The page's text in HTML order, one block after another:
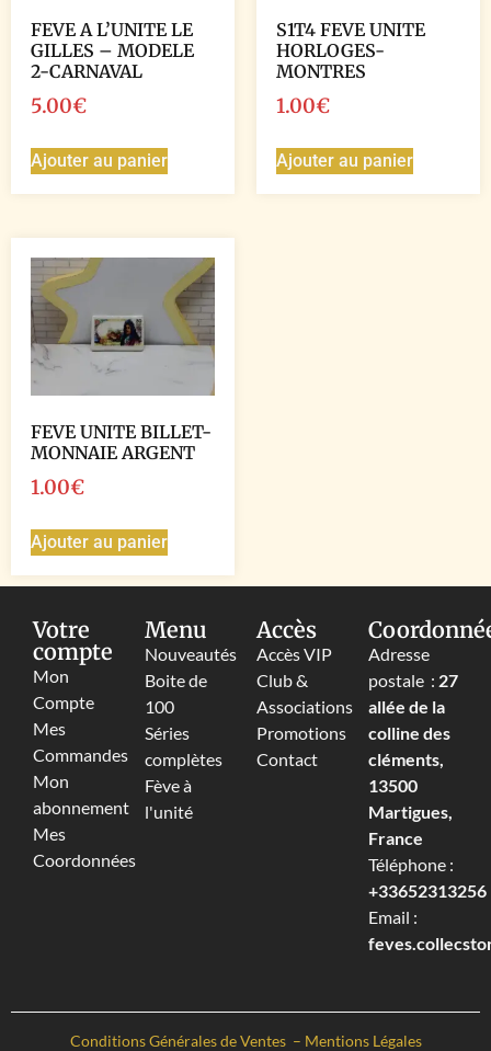
FEVE A L’UNITE LE
GILLES – MODELE
2-CARNAVAL
5.00€
Ajouter au panier
S1T4 FEVE UNITE
HORLOGES-
MONTRES
1.00€
Ajouter au panier
FEVE UNITE BILLET-
MONNAIE ARGENT
1.00€
Ajouter au panier
Votre
compte
Mon
Compte
Mes
Commandes
Mon
abonnement
Mes
Coordonnées
Menu
Nouveautés
Boite de
100
Séries
complètes
Fève à
l'unité
Accès
Accès VIP
Club &
Associations
Promotions
Contact
Adresse
postale : 27
allée de la
colline des
cléments,
13500
Martigues,
France
Téléphone :
+33652313256‬
Email :
Conditions Générales de Ventes – Mentions Légales